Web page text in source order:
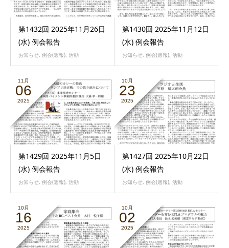
第1432回 2025年11月26日
(水) 例会報告
お知らせ, 例会(週報), 活動
第1430回 2025年11月12日
(水) 例会報告
お知らせ, 例会(週報), 活動
11月
06
2025
第1429回 2025年11月5日
(水) 例会報告
お知らせ, 例会(週報), 活動
10月
23
2025
第1427回 2025年10月22日
(水) 例会報告
お知らせ, 例会(週報), 活動
10月
16
2025
10月
02
2025